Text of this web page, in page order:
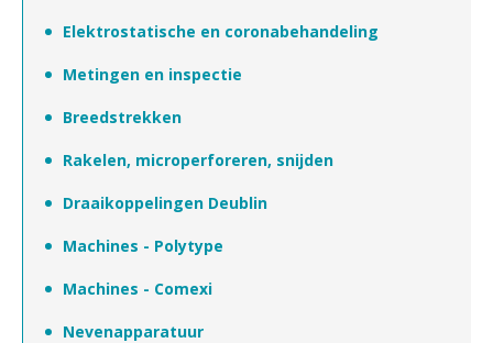
Elektrostatische en coronabehandeling
Metingen en inspectie
Breedstrekken
Rakelen, microperforeren, snijden
Draaikoppelingen Deublin
Nevenapparatuur
Machines - Polytype
Machines - Comexi